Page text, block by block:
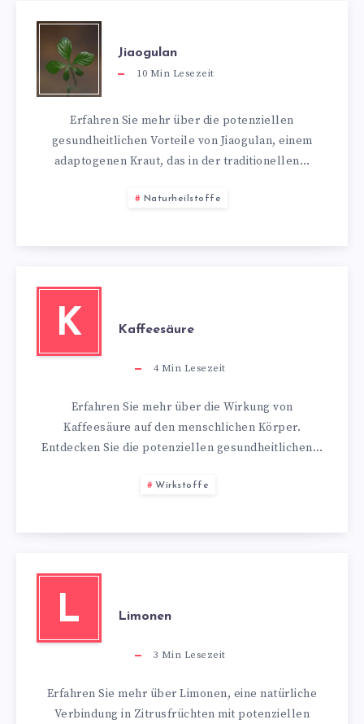
Jiaogulan
10 Min Lesezeit
Erfahren Sie mehr über die potenziellen
gesundheitlichen Vorteile von Jiaogulan, einem
adaptogenen Kraut, das in der traditionellen…
Naturheilstoffe
K Kaffeesäure
4Min Lesezeit
Erfahren Sie mehr über die Wirkung von
Kaffeesäure auf den menschlichen Körper.
Entdecken Sie die potenziellen gesundheitlichen…
Wirkstoffe
L Limonen
3 Min Lesezeit
Erfahren Sie mehr über Limonen, eine natürliche
Verbindung in Zitrusfrüchten mit potenziellen